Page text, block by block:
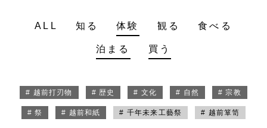
ALL 知る 体験 観る 食べる
泊まる 買う
# 越前打刃物 # 歴史 # 文化 # 自然 # 宗教
# 祭 # 越前和紙 # 千年未来工藝祭 # 越前箪笥